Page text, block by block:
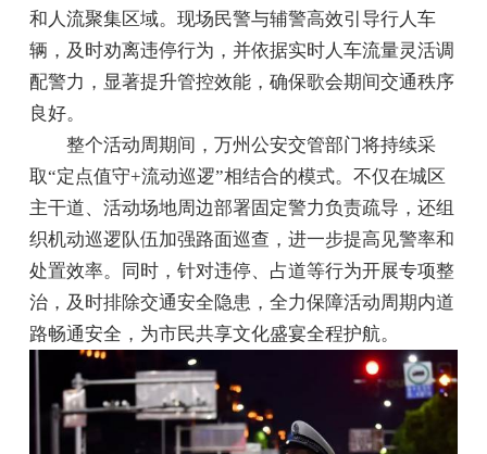
和人流聚集区域。现场民警与辅警高效引导行人车
辆，及时劝离违停行为，并依据实时人车流量灵活调
配警力，显著提升管控效能，确保歌会期间交通秩序
良好。
整个活动周期间，万州公安交管部门将持续采
取“定点值守+流动巡逻”相结合的模式。不仅在城区
主干道、活动场地周边部署固定警力负责疏导，还组
织机动巡逻队伍加强路面巡查，进一步提高见警率和
处置效率。同时，针对违停、占道等行为开展专项整
治，及时排除交通安全隐患，全力保障活动周期内道
路畅通安全，为市民共享文化盛宴全程护航。